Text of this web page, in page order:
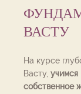
ВАСТУ
На курсе
Васту, учимся
собственное